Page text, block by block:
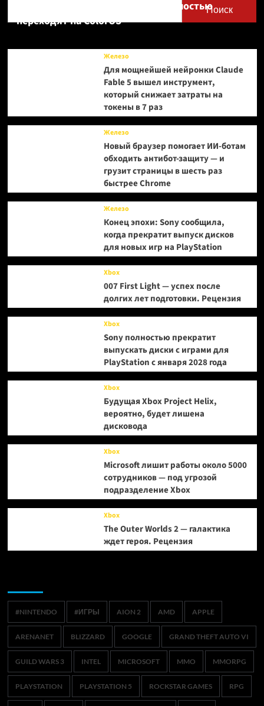
Поиск
Realme UI — OnePlus и realme полностью
переходят на ColorOS
Железо
Для мощнейшей нейронки Claude
Fable 5 вышел инструмент,
который снижает затраты на
токены в 7 раз
Железо
Новый браузер помогает ИИ-ботам
обходить антибот-защиту — и
грузит страницы в шесть раз
быстрее Chrome
Железо
Конец эпохи: Sony сообщила,
когда прекратит выпуск дисков
для новых игр на PlayStation
Xbox
007 First Light — успех после
долгих лет подготовки. Рецензия
Xbox
Sony полностью прекратит
выпускать диски с играми для
PlayStation с января 2028 года
Xbox
Будущая Xbox Project Helix,
вероятно, будет лишена
дисковода
Xbox
Microsoft лишит работы около 5000
сотрудников — под угрозой
подразделение Xbox
Xbox
The Outer Worlds 2 — галактика
ждет героя. Рецензия
#NINTENDO #ИГРЫ AION 2 AMD APPLE
ARENANET BLIZZARD GOOGLE GRAND THEFT AUTO VI
GUILD WARS 3 INTEL MICROSOFT MMO MMORPG
PLAYSTATION PLAYSTATION 5 ROCKSTAR GAMES RPG